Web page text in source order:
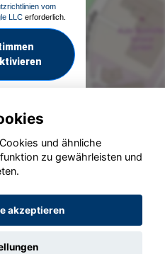
vom
LLC erforderlich.
GmbH 2020 - 2026
und ähnliche
zu gewährleisten und
akzeptieren